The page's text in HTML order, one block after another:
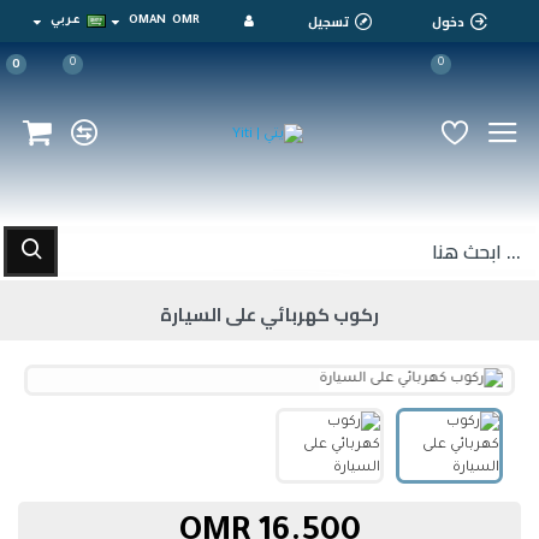
دخول تسجيل OMR
OMAN عربي
0
0
0
ركوب كهربائي على السيارة